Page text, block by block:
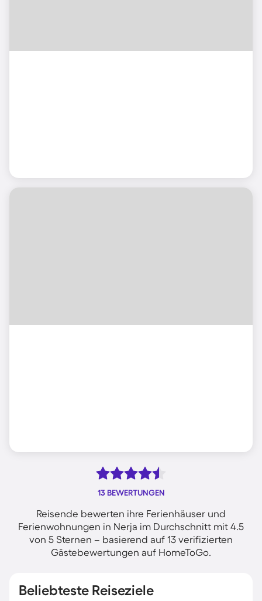
13 BEWERTUNGEN
Reisende bewerten ihre Ferienhäuser und
Ferienwohnungen in Nerja im Durchschnitt mit 4.5
von 5 Sternen – basierend auf 13 verifizierten
Gästebewertungen auf HomeToGo.
Beliebteste Reiseziele